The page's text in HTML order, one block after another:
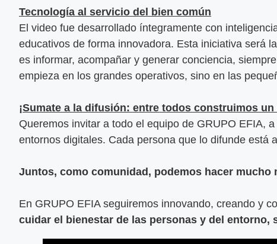
Tecnología al servicio del bien común
El video fue desarrollado íntegramente con
educativos de forma innovadora. Esta iniciativa será
es informar, acompañar y generar conciencia,
empieza en los grandes operativos, sino en las
¡Sumate a la difusión: entre todos construimos
Queremos invitar a todo el equipo de GRUPO EFIA,
entornos digitales. Cada persona que lo difunde está
Juntos, como comunidad, podemos hacer mucho
En GRUPO EFIA seguiremos innovando, creando y
cuidar el bienestar de las personas y del